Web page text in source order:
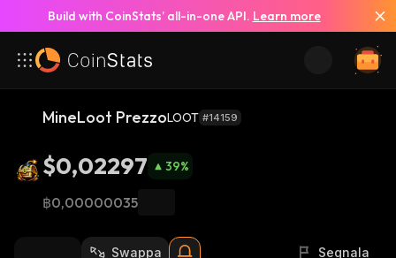
Build with CoinStats’ all-in-one API. Learn more
MineLoot PrezzoLOOT #14159
$0,02297 39%
฿0,00000035
Swappa Segnala